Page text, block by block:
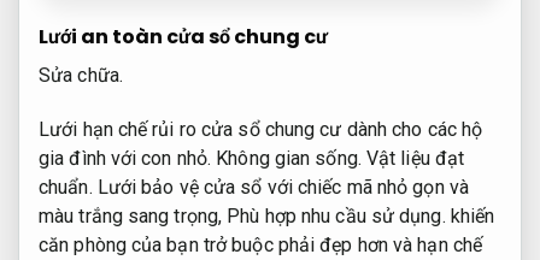
Lưới an toàn cửa sổ chung cư
Sửa chữa.
Lưới hạn chế rủi ro cửa sổ chung cư dành cho các hộ
gia đình với con nhỏ. Không gian sống. Vật liệu đạt
chuẩn. Lưới bảo vệ cửa sổ với chiếc mã nhỏ gọn và
màu trắng sang trọng, Phù hợp nhu cầu sử dụng. khiến
căn phòng của bạn trở buộc phải đẹp hơn và hạn chế